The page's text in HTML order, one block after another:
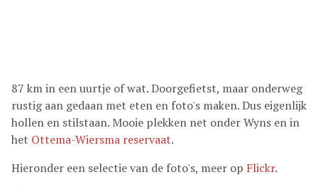
87 km in een uurtje of wat. Doorgefietst, maar onderweg
rustig aan gedaan met eten en foto's maken. Dus eigenlijk
hollen en stilstaan. Mooie plekken net onder Wyns en in
het Ottema-Wiersma reservaat.
Hieronder een selectie van de foto's, meer op Flickr.